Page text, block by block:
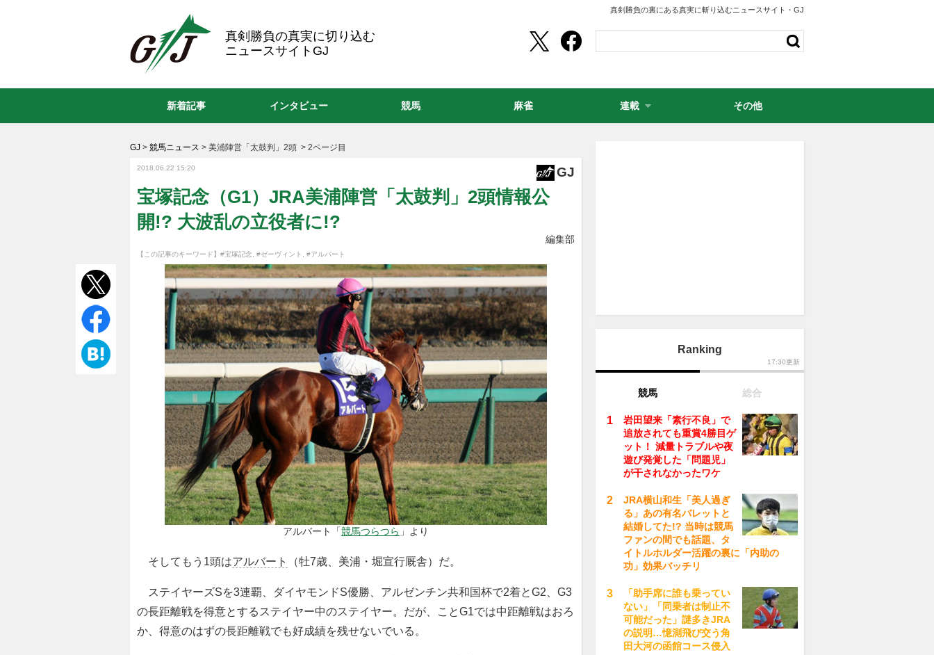
真剣勝負の裏にある真実に斬り込むニュースサイト・GJ
真剣勝負の真実に切り込む
ニュースサイトGJ
GJ > 競馬ニュース > 美浦陣営「太鼓判」2頭 > 2ページ目
2018.06.22 15:20 GJ
宝塚記念（G1）JRA美浦陣営「太鼓判」2頭情報公
開!? 大波乱の立役者に!?
編集部
【この記事のキーワード】 #宝塚記念 #ゼーヴィント #アルバート
アルバート「 競馬つらつら 」より
そしてもう1頭はアルバート （牡7歳、美浦・堀宣行厩舎）だ。
ステイヤーズSを3連覇、ダイヤモンドS優勝、アルゼンチン共和国杯で2着とG2、G3
の長距離戦を得意とするステイヤー中のステイヤー。だが、ことG1では中距離戦はおろ
か、得意のはずの長距離戦でも好成績を残せないでいる。
Ranking
17:30更新
競馬 総合
岩田望来「素行不良」で
追放されても重賞4勝目ゲ
ット！ 減量トラブルや夜
遊び発覚した「問題児」
が干されなかったワケ
JRA横山和生「美人過ぎ
る」あの有名バレットと
結婚してた!? 当時は競馬
ファンの間でも話題、タ
イトルホルダー活躍の裏に「内助の
功」効果バッチリ
「助手席に誰も乗ってい
ない」「同乗者は制止不
可能だった」謎多きJRA
の説明…憶測飛び交う角
田大河の函館コース侵入
新着記事 インタビュー 競馬 麻雀 連載 その他